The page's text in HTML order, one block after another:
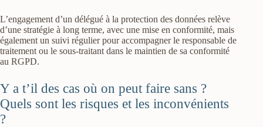
L’engagement d’un délégué à la protection des données relève
d’une stratégie à long terme, avec une mise en conformité, mais
également un suivi régulier pour accompagner le responsable de
traitement ou le sous-traitant dans le maintien de sa conformité
au RGPD.
Y a t’il des cas où on peut faire sans ?
Quels sont les risques et les inconvénients
?